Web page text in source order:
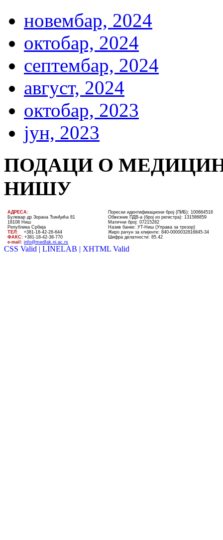
новембар, 2024
октобар, 2024
септембар, 2024
август, 2024
октобар, 2023
јун, 2023
ПОДАЦИ О
НИШУ
AДРЕСА:
Булевар др Зорана Ђинђића 81
18108 Ниш
Република Србија
ТЕЛ: +381-18-42-26-644
ФАКС: +381-18-42-38-770
e-mail: info@medfak.ni.ac.rs
Порески идентификациони број (ПИБ): 100664516
Обвезник ПДВ-а (број из регистра): 131586859
Матични број: 07215282
Назив банке: УT-Ниш (Управа за трезор)
Жиро рачун за клијенте:840-0000032816845-34
Шифра делатности: 85.42
CSS Valid | LINELAB | XHTML Valid